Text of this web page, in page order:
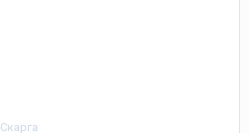
Скарга